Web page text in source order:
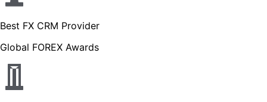
Best FX CRM Provider
Global FOREX Awards